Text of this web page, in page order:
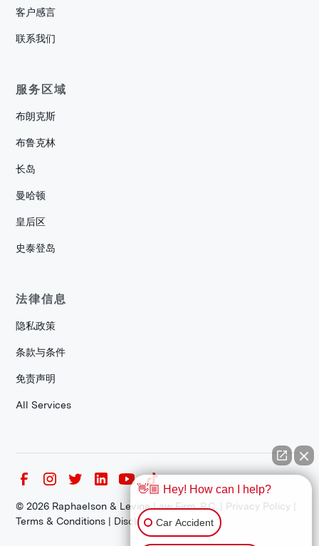
客户感言
联系我们
服务区域
布朗克斯
布鲁克林
长岛
曼哈顿
皇后区
史泰登岛
法律信息
隐私政策
条款与条件
免责声明
All Services
©2026 Raphaelson & Levine Law Firm, P.C. | Privacy Policy
Terms & Conditions | Disclaimer
👋🏼 Hey! How can I help?
Car Accident